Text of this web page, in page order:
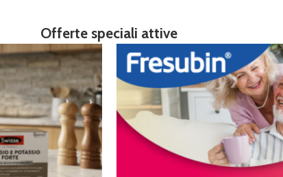
Offerte speciali attive